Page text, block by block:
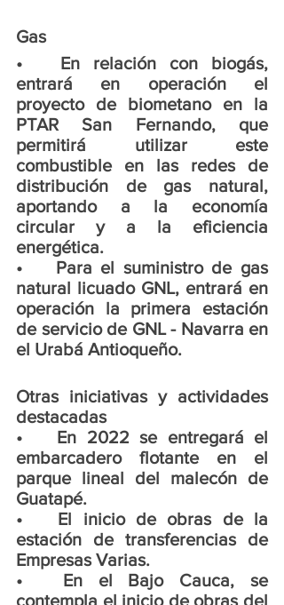
Gas
•	En relación con biogás,
entrará en operación el
proyecto de biometano en la
PTAR San Fernando, que
permitirá utilizar este
combustible en las redes de
distribución de gas natural,
aportando a la economía
circular y a la eficiencia
energética.
•	Para el suministro de gas
natural licuado GNL, entrará en
operación la primera estación
de servicio de GNL - Navarra en
el Urabá Antioqueño.
Otras iniciativas y actividades
destacadas
•	En 2022 se entregará el
embarcadero flotante en el
parque lineal del malecón de
Guatapé.
•	El inicio de obras de la
estación de transferencias de
Empresas Varias.
•	En el Bajo Cauca, se
contempla el inicio de obras del